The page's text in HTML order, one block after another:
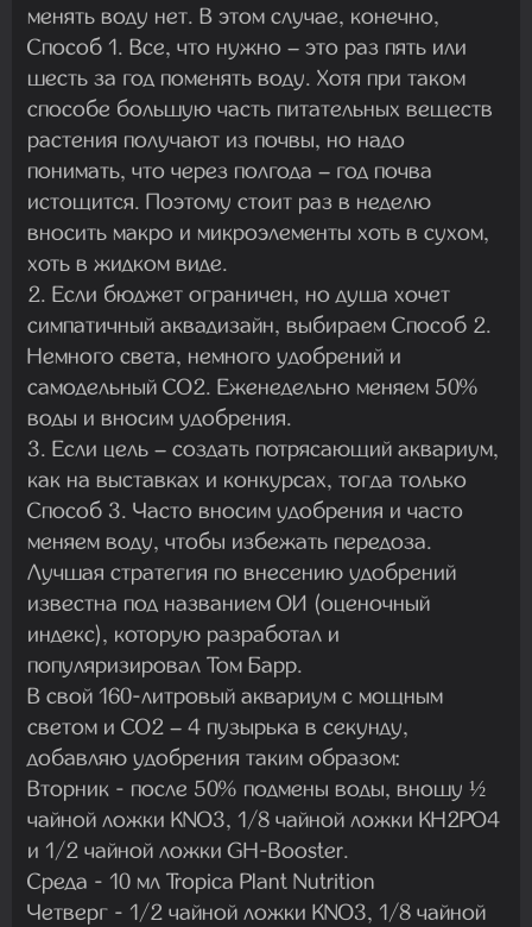
менять воду нет. В этом случае, конечно,
Способ 1. Все, что нужно – это раз пять или
шесть за год поменять воду. Хотя при таком
способе большую часть питательных веществ
растения получают из почвы, но надо
понимать, что через полгода – год почва
истощится. Поэтому стоит раз в неделю
вносить макро и микроэлементы хоть в сухом,
хоть в жидком виде.
2. Если бюджет ограничен, но душа хочет
симпатичный аквадизайн, выбираем Способ 2.
Немного света, немного удобрений и
самодельный CO2. Еженедельно меняем 50%
воды и вносим удобрения.
3. Если цель – создать потрясающий аквариум,
как на выставках и конкурсах, тогда только
Способ 3. Часто вносим удобрения и часто
меняем воду, чтобы избежать передоза.
Лучшая стратегия по внесению удобрений
известна под названием ОИ (оценочный
индекс), которую разработал и
популяризировал Том Барр.
В свой 160-литровый аквариум с мощным
светом и CO2 – 4 пузырька в секунду,
добавляю удобрения таким образом:
Вторник - после 50% подмены воды, вношу ½
чайной ложки KNO3, 1/8 чайной ложки KH2PO4
и 1/2 чайной ложки GH-Booster.
Среда - 10 мл Tropica Plant Nutrition
Четверг - 1/2 чайной ложки KNO3, 1/8 чайной